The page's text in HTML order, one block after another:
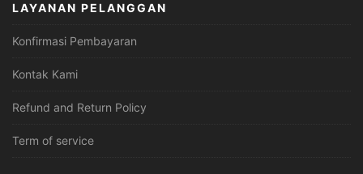
LAYANAN PELANGGAN
Konfirmasi Pembayaran
Kontak Kami
Refund and Return Policy
Term of service